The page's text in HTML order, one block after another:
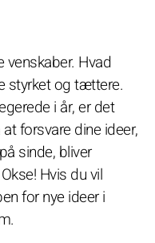
venskaber. Hvad
styrket og tættere.
i år, er det
forsvare dine ideer,
sinde, bliver
Hvis du vil
for nye ideer i